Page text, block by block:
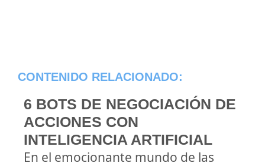
CONTENIDO RELACIONADO:
6 BOTS DE NEGOCIACIÓN DE
ACCIONES CON
INTELIGENCIA ARTIFICIAL
En el emocionante mundo de las